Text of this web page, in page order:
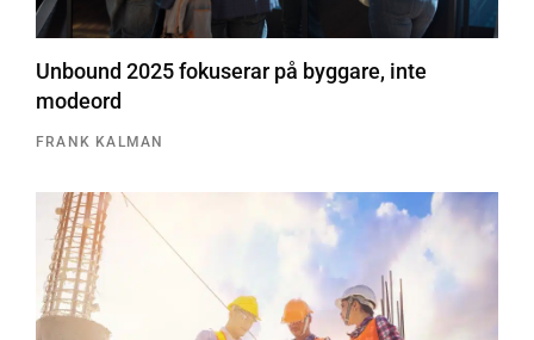
Unbound 2025 fokuserar på byggare, inte
modeord
FRANK KALMAN